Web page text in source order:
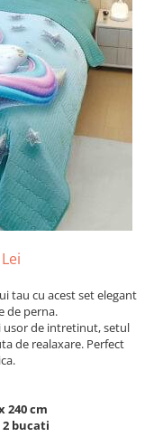
tau cu acest set elegant
de perna.
usor de intretinut, setul
de realaxare. Perfect
240 cm
2 bucati